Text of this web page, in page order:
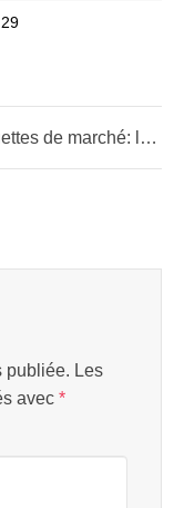
Roquettes de marché: le festival continue
publiée. Les
avec *